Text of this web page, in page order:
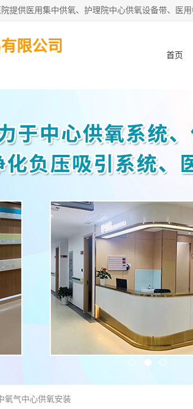
限公司
首页
氧气中心供氧安装